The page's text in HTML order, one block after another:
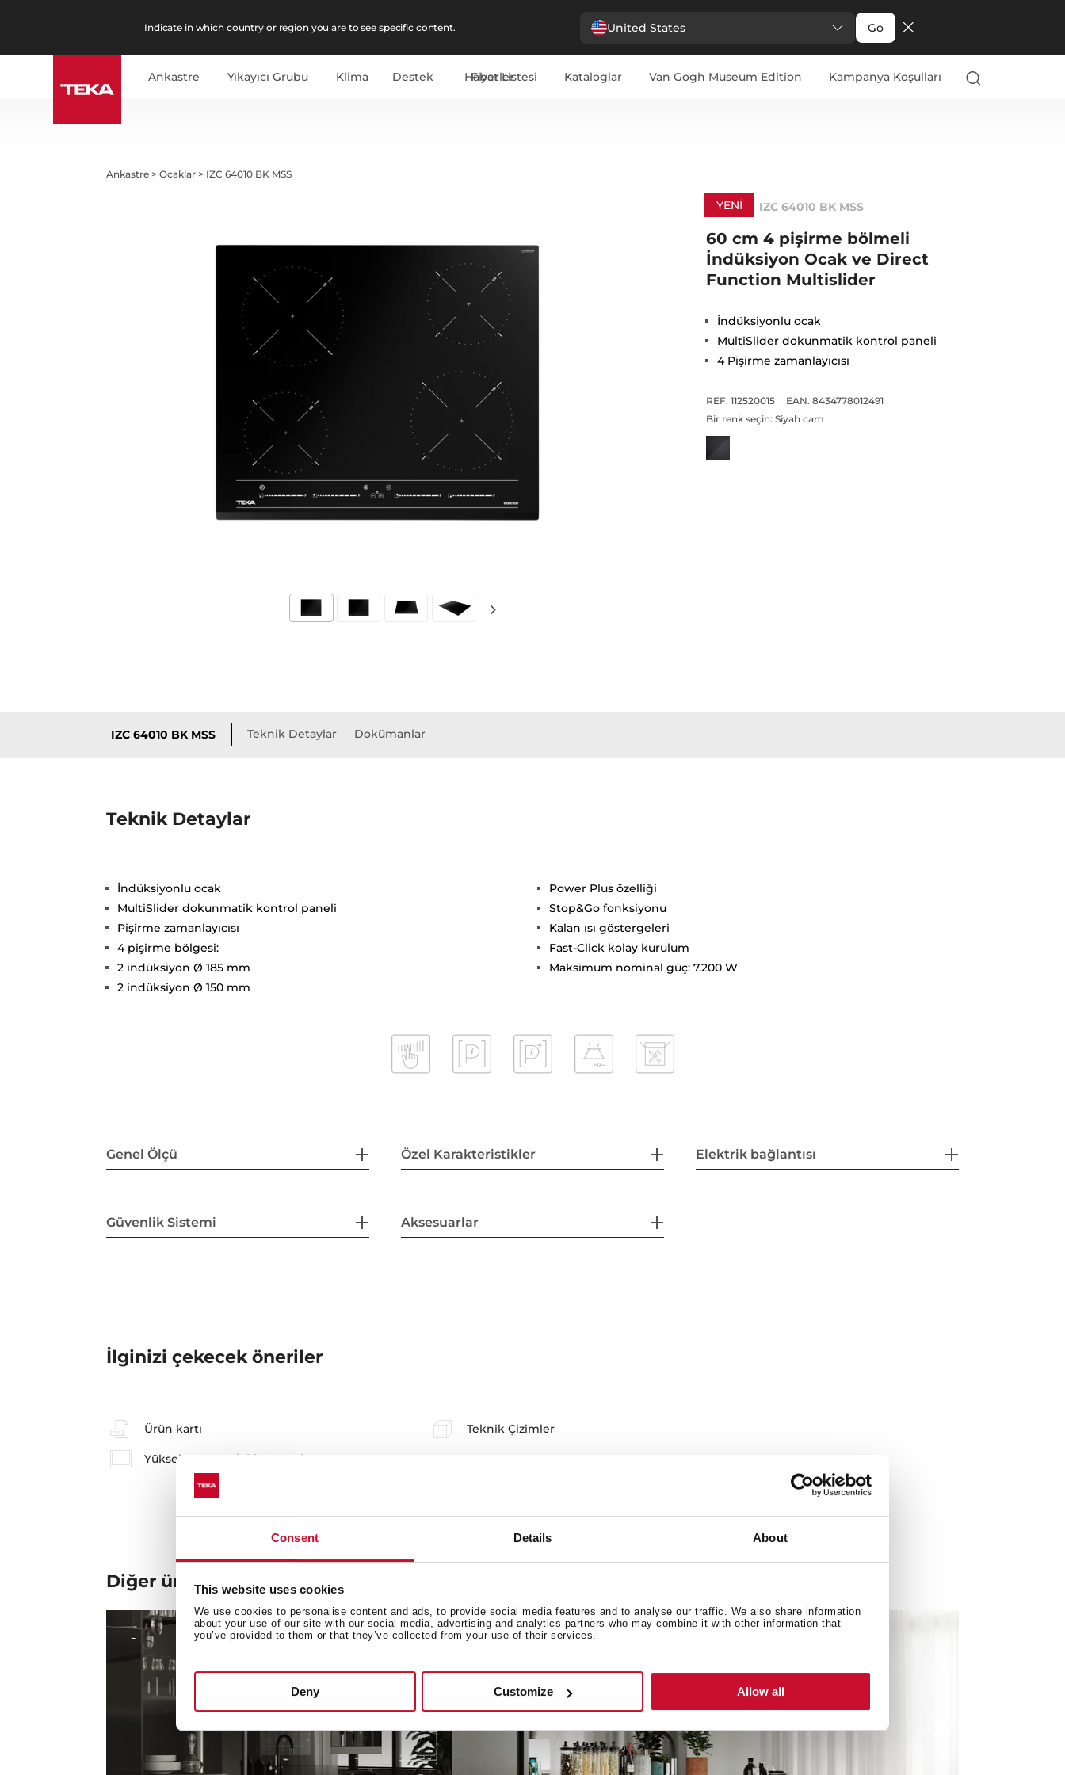
Consent Details About
This website uses cookies
We use cookies to personalise content and ads, to provide social media features and to analyse our traffic. We also share information
about your use of our site with our social media, advertising and analytics partners who may combine it with other information that
you’ve provided to them or that they’ve collected from your use of their services.
Deny Customize Allow all
Indicate in which country or region you are to see specific content. United States Go
Ankastre Yıkayıcı Grubu Klima Destek Haberler
Fiyat Listesi Kataloglar Van Gogh Museum Edition Kampanya Koşulları
Ankastre >Ocaklar > IZC 64010 BK MSS
YENI IZC 64010 BK MSS
60 cm 4 pişirme bölmeli
İndüksiyon Ocak ve Direct
Function Multislider
İndüksiyonlu ocak
MultiSlider dokunmatik kontrol paneli
4 Pişirme zamanlayıcısı
REF. 112520015
EAN. 8434778012491
Bir renk seçin: Siyah cam
IZC 64010 BK MSS Teknik Detaylar Dokümanlar
Teknik Detaylar
İndüksiyonlu ocak
MultiSlider dokunmatik kontrol paneli
Pişirme zamanlayıcısı
4 pişirme bölgesi:
2 indüksiyon Ø 185 mm
2 indüksiyon Ø 150 mm
Power Plus özelliği
Stop&Go fonksiyonu
Kalan ısı göstergeleri
Fast-Click kolay kurulum
Maksimum nominal güç: 7.200 W
Genel Ölçü Özel Karakteristikler Elektrik bağlantısı
Güvenlik Sistemi Aksesuarlar
İlginizi çekecek öneriler
Ürün kartı Teknik Çizimler
Yüksek Çözünürlüklü Görsel
Diğer ürünleri de inceleyin